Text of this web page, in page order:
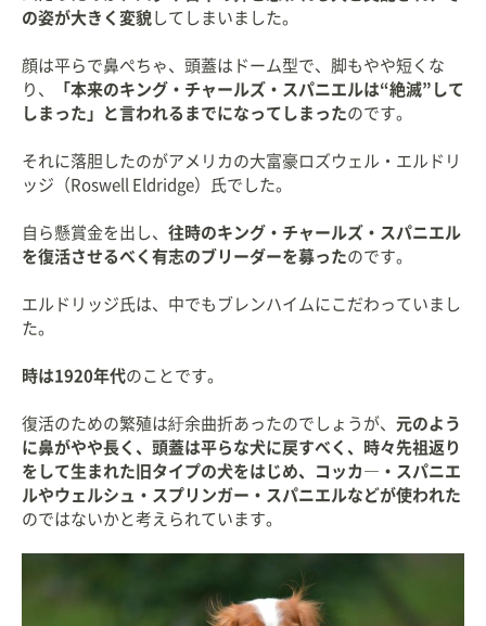
の姿が大きく変貌 してしまいました。
顔は平らで鼻ぺちゃ、頭蓋はドーム型で、脚もやや短くな
り、
「本来のキング・チャールズ・スパニエルは“絶滅”して
しまった」と言われるまでになってしまったのです。
それに落胆したのがアメリカの大富豪ロズウェル・エルドリ
ッジ（Roswell Eldridge）氏でした。
自ら懸賞金を出し、 往時のキング・チャールズ・スパニエル
を復活させるべく有志のブリーダーを募ったのです。
エルドリッジ氏は、中でもブレンハイムにこだわっていまし
た。
時は1920年代のことです。
復活のための繁殖は紆余曲折あったのでしょうが、 元のよう
に鼻がやや長く、頭蓋は平らな犬に戻すべく、時々先祖返り
をして生まれた旧タイプの犬をはじめ、コッカ―・スパニエ
ルやウェルシュ・スプリンガー・スパニエルなどが使われた
のではないかと考えられています。